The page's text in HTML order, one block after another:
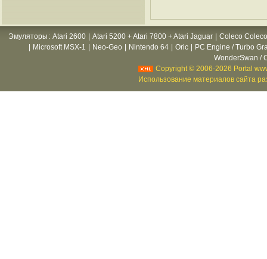
Эмуляторы : Atari 2600 Atari 5200 + Atari 7800 + Atari Jaguar
Coleco
Microsoft MSX-1 Neo-Geo Nintendo 64 Oric
PC Engine / Turbo
WonderSwan /
Copyright © 2006-2026 Portal
Использование материалов сайта